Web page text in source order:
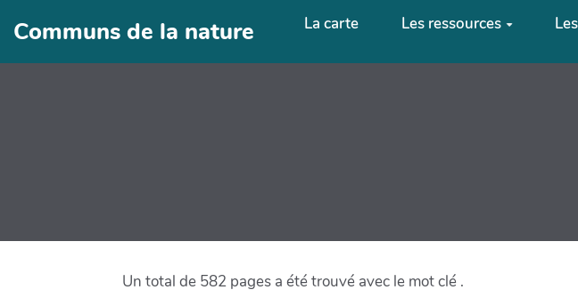
Aller au contenu principal
Communs de la nature La carte Les ressources
Un total de 582 pages a été trouvé avec le mot clé .